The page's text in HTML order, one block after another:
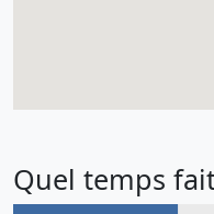
Quel temps